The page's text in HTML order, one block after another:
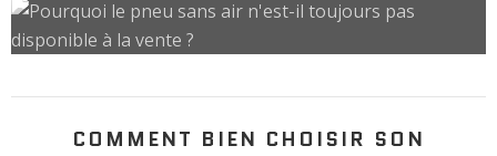
COMMENT BIEN CHOISIR SON